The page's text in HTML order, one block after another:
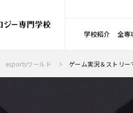
学校紹介 全専
esportsワールド ゲーム実況＆ストリー